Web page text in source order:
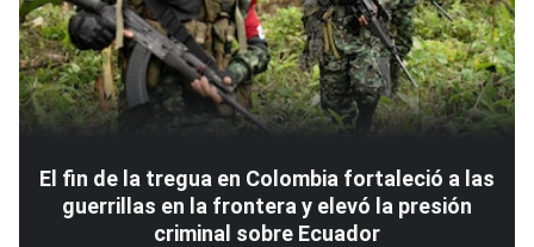
El fin de la tregua en Colombia fortaleció a las
guerrillas en la frontera y elevó la presión
criminal sobre Ecuador